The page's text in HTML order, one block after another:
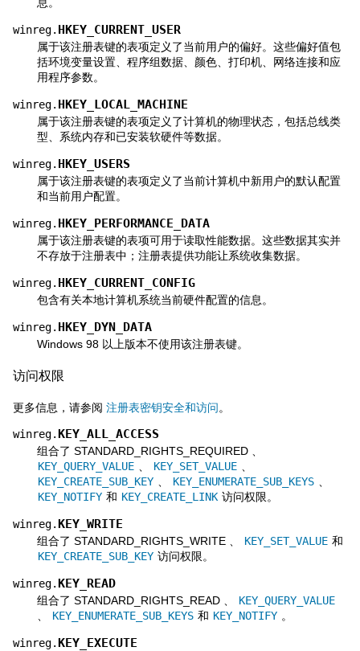
winreg. HKEY_CURRENT_USER
属于该注册表键的表项定义了当前用户的偏好。这些偏好值包
括环境变量设置、程序组数据、颜色、打印机、网络连接和应
用程序参数。
winreg. HKEY_LOCAL_MACHINE
属于该注册表键的表项定义了计算机的物理状态，包括总线类
型、系统内存和已安装软硬件等数据。
winreg. HKEY_USERS
属于该注册表键的表项定义了当前计算机中新用户的默认配置
和当前用户配置。
winreg. HKEY_PERFORMANCE_DATA
属于该注册表键的表项可用于读取性能数据。这些数据其实并
不存放于注册表中；注册表提供功能让系统收集数据。
winreg. HKEY_CURRENT_CONFIG
包含有关本地计算机系统当前硬件配置的信息。
winreg. HKEY_DYN_DATA
Windows 98 以上版本不使用该注册表键。
访问权限
更多信息，请参阅 注册表密钥安全和访问。
winreg.KEY_ALL_ACCESS
组合了 STANDARD_RIGHTS_REQUIRED 、
KEY_QUERY_VALUE
KEY_SET_VALUE
KEY_CREATE_SUB_KEY
KEY_ENUMERATE_SUB_KEYS
KEY_NOTIFY 和 KEY_CREATE_LINK 访问权限。
winreg.KEY_WRITE
组合了 STANDARD_RIGHTS_WRITE 、 KEY_SET_VALUE 和
KEY_CREATE_SUB_KEY 访问权限。
winreg.KEY_READ
组合了 STANDARD_RIGHTS_READ 、
KEY_QUERY_VALUE
KEY_ENUMERATE_SUB_KEYS 和 KEY_NOTIFY 。
winreg.KEY_EXECUTE